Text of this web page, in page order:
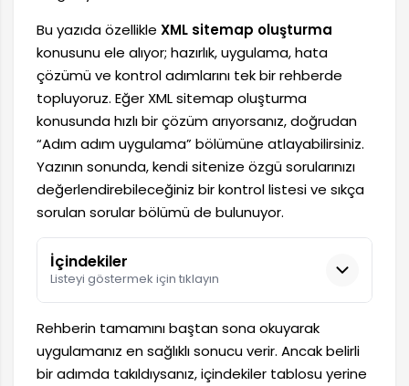
Bu yazıda özellikle XML sitemap oluşturma
konusunu ele alıyor; hazırlık, uygulama, hata
çözümü ve kontrol adımlarını tek bir rehberde
topluyoruz. Eğer XML sitemap oluşturma
konusunda hızlı bir çözüm arıyorsanız, doğrudan
“Adım adım uygulama” bölümüne atlayabilirsiniz.
Yazının sonunda, kendi sitenize özgü sorularınızı
değerlendirebileceğiniz bir kontrol listesi ve sıkça
sorulan sorular bölümü de bulunuyor.
İçindekiler
Listeyi göstermek için tıklayın
Rehberin tamamını baştan sona okuyarak
uygulamanız en sağlıklı sonucu verir. Ancak belirli
bir adımda takıldıysanız, içindekiler tablosu yerine